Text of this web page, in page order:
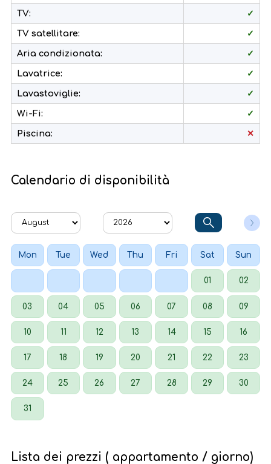
TV: ✓
TV satellitare: ✓
Aria condizionata: ✓
Lavatrice: ✓
Lavastoviglie: ✓
Wi-Fi: ✓
Piscina: ✕
Calendario di disponibilità
Mon Tue Wed Thu Fri Sat Sun
01 02
03 04 05 06 07 08 09
10 11 12 13 14 15 16
17 18 19 20 21 22 23
24 25 26 27 28 29 30
31
Lista dei prezzi ( appartamento / giorno)